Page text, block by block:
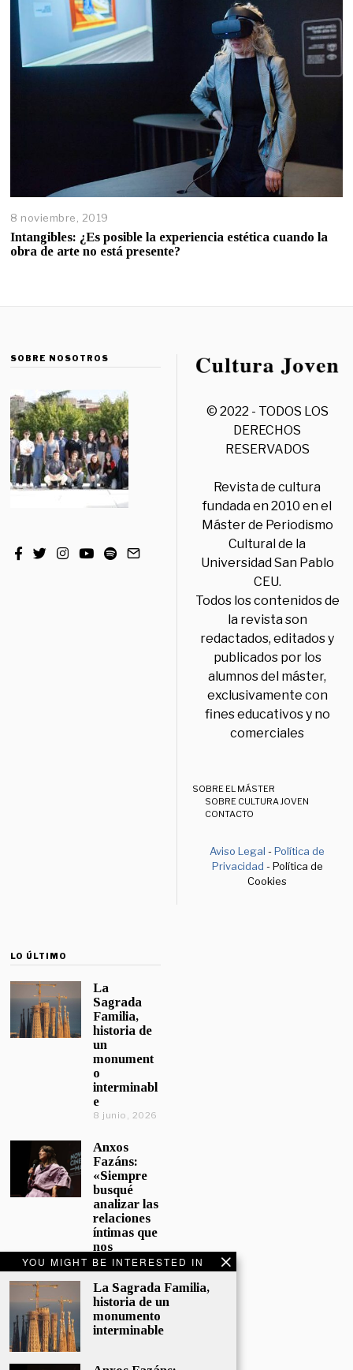
YOU MIGHT BE INTERESTED IN
La Sagrada Familia,
historia de un
monumento
interminable
8 noviembre, 2019
Intangibles: ¿Es posible la experiencia estética cuando la
obra de arte no está presente?
SOBRE NOSOTROS
© 2022 - TODOS LOS
DERECHOS
RESERVADOS
Revista de cultura
fundada en 2010 en el
Máster de Periodismo
Cultural de la
Universidad San Pablo
CEU.
Todos los contenidos de
la revista son
redactados, editados y
publicados por los
alumnos del máster,
exclusivamente con
fines educativos y no
comerciales
SOBRE EL MÁSTER
SOBRE CULTURA JOVEN
CONTACTO
Aviso Legal -Política de
Privacidad - Política de
Cookies
LO ÚLTIMO
La
Sagrada
Familia,
historia de
un
monument
o
interminabl
e
8 junio, 2026
Anxos
Fazáns:
«Siempre
busqué
analizar las
relaciones
íntimas que
nos
afectan»
5 junio, 2026
El hijo de la
cómica, el
homenaje
Sacristán a